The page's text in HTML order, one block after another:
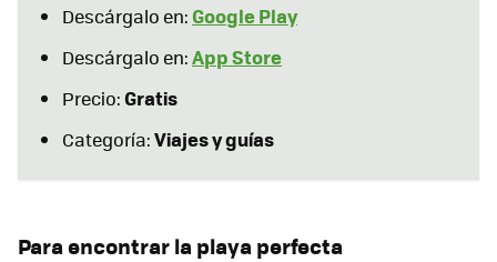
Descárgalo en: Google Play
Descárgalo en:App Store
Precio:Gratis
Categoría:Viajes y guías
Para encontrar la playa perfecta